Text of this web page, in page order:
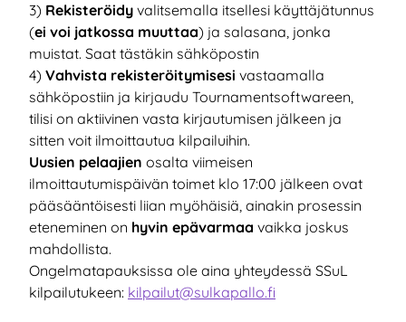
3) Rekisteröidy valitsemalla itsellesi käyttäjätunnus
(ei voi jatkossa muuttaa) ja salasana, jonka
muistat. Saat tästäkin sähköpostin
4) Vahvista rekisteröitymisesi vastaamalla
sähköpostiin ja kirjaudu Tournamentsoftwareen,
tilisi on aktiivinen vasta kirjautumisen jälkeen ja
sitten voit ilmoittautua kilpailuihin.
Uusien pelaajien osalta viimeisen
ilmoittautumispäivän toimet klo 17:00 jälkeen ovat
pääsääntöisesti liian myöhäisiä, ainakin prosessin
eteneminen on hyvin epävarmaa vaikka joskus
mahdollista.
Ongelmatapauksissa ole aina yhteydessä SSuL
kilpailutukeen: kilpailut@sulkapallo.fi